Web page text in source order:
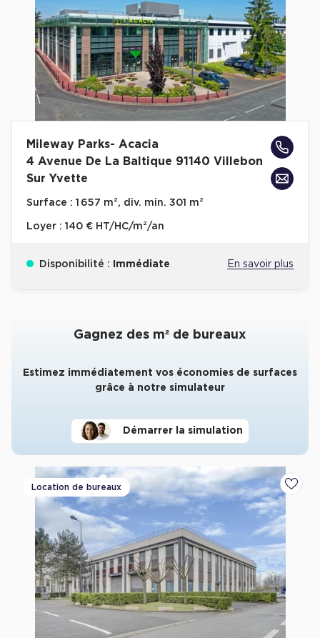
Mileway Parks- Acacia
4 Avenue De La Baltique 91140 Villebon
Sur Yvette
Surface : 1 657 m², div. min. 301 m²
Loyer : 140 € HT/HC/m²/an
Disponibilité : Immédiate En savoir plus
Gagnez des m² de bureaux
Estimez immédiatement vos économies de surfaces
grâce à notre simulateur
Démarrer la simulation
Location de bureaux